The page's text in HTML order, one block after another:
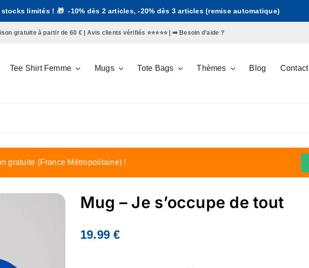
limités ! 🎁 -10% dès 2 articles, -20% dès 3 articles (remise automatique)
gratuite à partir de 60 € | Avis clients vérifiés ⭐️⭐️⭐️⭐️⭐️ | ➡️ Besoin d’aide ?
Tee Shirt Femme Mugs Tote Bags Thèmes Blog Contact
gratuite (France Métropolitaine) !
Mug – Je s’occupe de tout
19.99€